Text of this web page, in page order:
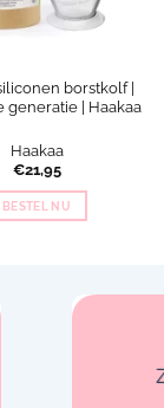
borstkolf |
generatie | Haakaa
Haakaa
€21,95
BESTEL NU